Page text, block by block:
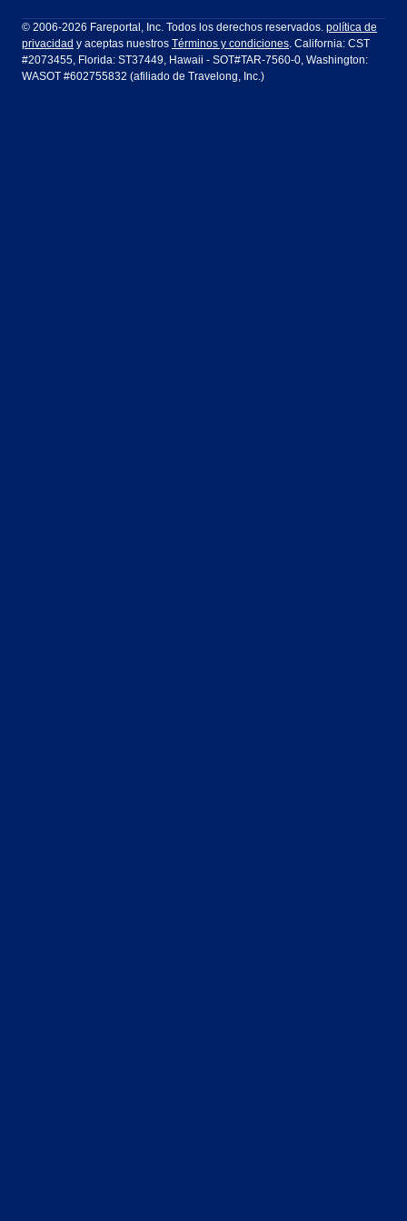
LATAM Airlines Lufthansa
Air Europa Turkish Airlines
Ft Lauderdale Honolulu
Houston Las Vegas
Miami
Dublín Frankfurt
Guadalajara Lima
© 2006-2026 Fareportal, Inc. Todos los derechos reservados. política de
privacidad y aceptas nuestros Términos y condiciones. California: CST
#2073455, Florida: ST37449, Hawaii - SOT#TAR-7560-0, Washington:
WASOT #602755832 (afiliado de Travelong, Inc.)